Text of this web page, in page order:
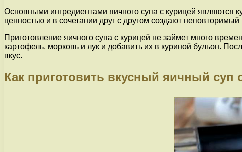
Основными ингредиентами яичного супа с курицей являются
ценностью и в сочетании друг с другом создают неповторимый
Приготовление яичного супа с курицей не займет много
картофель, морковь и лук и добавить их в куриной бульон.
вкус.
Как приготовить вкусный яичный суп